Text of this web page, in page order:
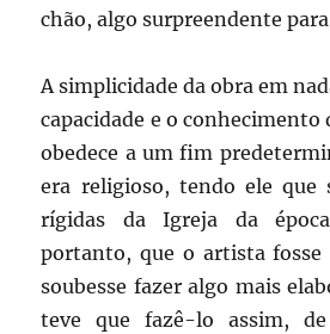
chão, algo surpreendente para
A simplicidade da obra em
capacidade e o conhecimento
obedece a um fim
era religioso, tendo ele que
rígidas da Igreja da
portanto, que o artista
soubesse fazer algo mais
teve que fazê-lo assim,